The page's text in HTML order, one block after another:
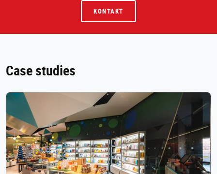
KONTAKT
Case studies